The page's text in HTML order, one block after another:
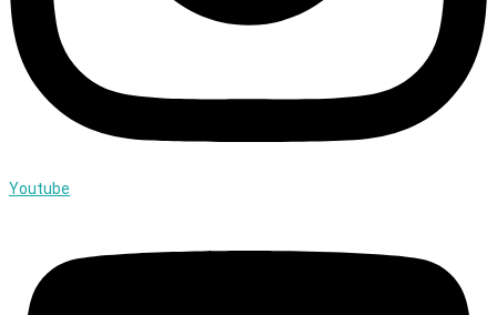
Youtube